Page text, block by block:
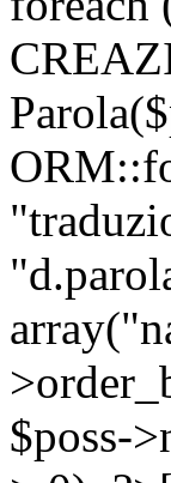
$poss-